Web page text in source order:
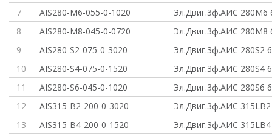
7
AIS280-M6-055-0-1020
Эл.Двиг.3ф.АИС 280M6
8
AIS280-M8-045-0-0720
Эл.Двиг.3ф.АИС 280M8
9
AIS280-S2-075-0-3020
Эл.Двиг.3ф.АИС 280S2
10
AIS280-S4-075-0-1520
Эл.Двиг.3ф.АИС 280S4
11
AIS280-S6-045-0-1020
Эл.Двиг.3ф.АИС 280S6
12
AIS315-B2-200-0-3020
Эл.Двиг.3ф.АИС
13
AIS315-B4-200-0-1520
Эл.Двиг.3ф.АИС